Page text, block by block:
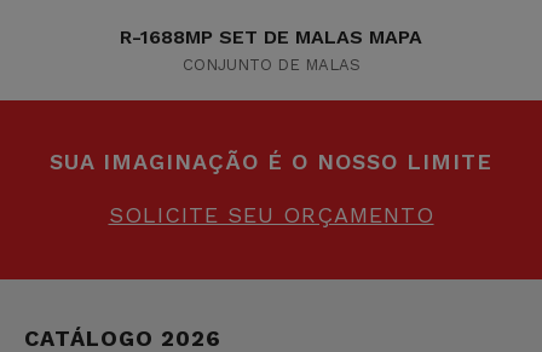
R-1688MP SET DE MALAS MAPA
CONJUNTO DE MALAS
SUA IMAGINAÇÃO É O NOSSO LIMITE
SOLICITE SEU ORÇAMENTO
CATÁLOGO 2026